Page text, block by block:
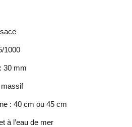
1000
30 mm
: 40 cm ou 45 cm
à l’eau de mer